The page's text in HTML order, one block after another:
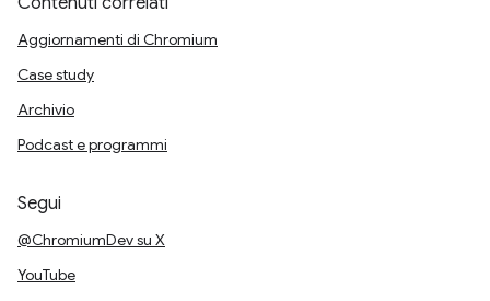
Aggiornamenti di Chromium
Case study
Archivio
Podcast e programmi
Segui
@ChromiumDev su X
YouTube